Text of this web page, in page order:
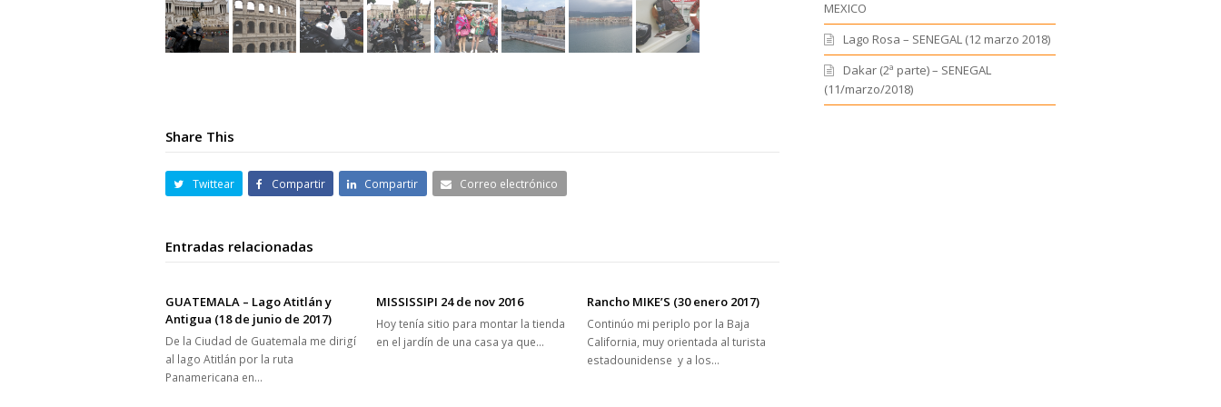
Share This
Twittear Compartir Compartir Correo electrónico
Entradas relacionadas
GUATEMALA – Lago Atitlán y
Antigua (18 de junio de 2017)
De la Ciudad de Guatemala me dirigí
al lago Atitlán por la ruta
Panamericana en…
MISSISSIPI 24 de nov 2016
Hoy tenía sitio para montar la tienda
en el jardín de una casa ya que…
Rancho MIKE’S (30 enero 2017)
Continúo mi periplo por la Baja
California, muy orientada al turista
estadounidense y a los…
MEXICO
Lago Rosa – SENEGAL (12 marzo 2018)
Dakar (2ª parte) – SENEGAL
(11/marzo/2018)